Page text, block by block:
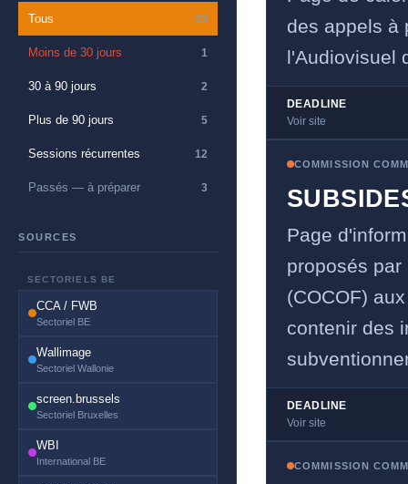
Tous 23
Moins de 30 jours 1
30 à 90 jours 2
Plus de 90 jours 5
Sessions récurrentes 12
Passés — à préparer 3
SOURCES
SECTORIELS BE
CCA / FWB
Sectoriel BE
Wallimage
Sectoriel Wallonie
screen.brussels
Sectoriel Bruxelles
WBI
International BE
des appels à
l'Audiovisuel
DEADLINE
Voir site
COMMISSION
Page
proposés
(COCOF)
contenir des
DEADLINE
Voir site
COMMISSION